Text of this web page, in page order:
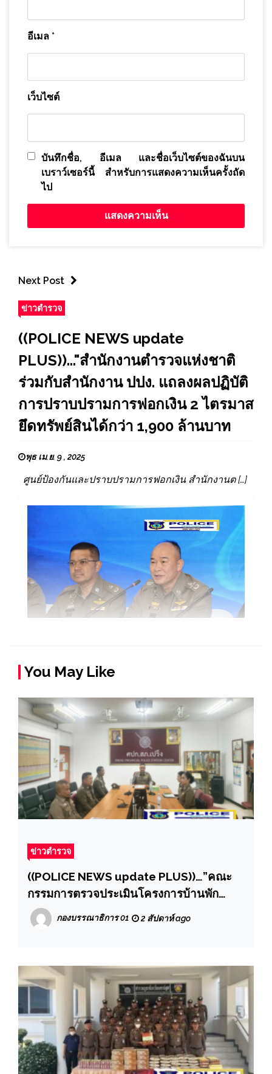
อีเมล *
เว็บไซต์
บันทึกชื่อ, อีเมล และชื่อเว็บไซต์ของฉันบน
เบราว์เซอร์นี้ สำหรับการแสดงความเห็นครั้งถัด
ไป
Next Post
ข่าวตำรวจ
((POLICE NEWS update
PLUS))..."สำนักงานตำรวจแห่งชาติ
ร่วมกับสำนักงาน ปปง. แถลงผลปฏิบัติ
การปราบปรามการฟอกเงิน 2 ไตรมาส
ยึดทรัพย์สินได้กว่า 1,900 ล้านบาท
พุธ เม.ย. 9 , 2025
ศูนย์ป้องกันและปราบปรามการฟอกเงิน สำนักงานต […]
You May Like
ข่าวตำรวจ
((POLICE NEWS update PLUS))…”คณะ
กรรมการตรวจประเมินโครงการบ้านพัก
ข้าราชการตำรวจน่าอยู่ ประจำปี 2569
กองบรรณาธิการ 01 2 สัปดาห์ ago